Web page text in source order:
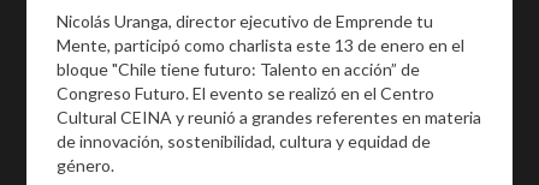
Nicolás Uranga, director ejecutivo de Emprende tu
Mente, participó como charlista este 13 de enero en el
bloque "Chile tiene futuro: Talento en acción” de
Congreso Futuro. El evento se realizó en el Centro
Cultural CEINA y reunió a grandes referentes en materia
de innovación, sostenibilidad, cultura y equidad de
género.